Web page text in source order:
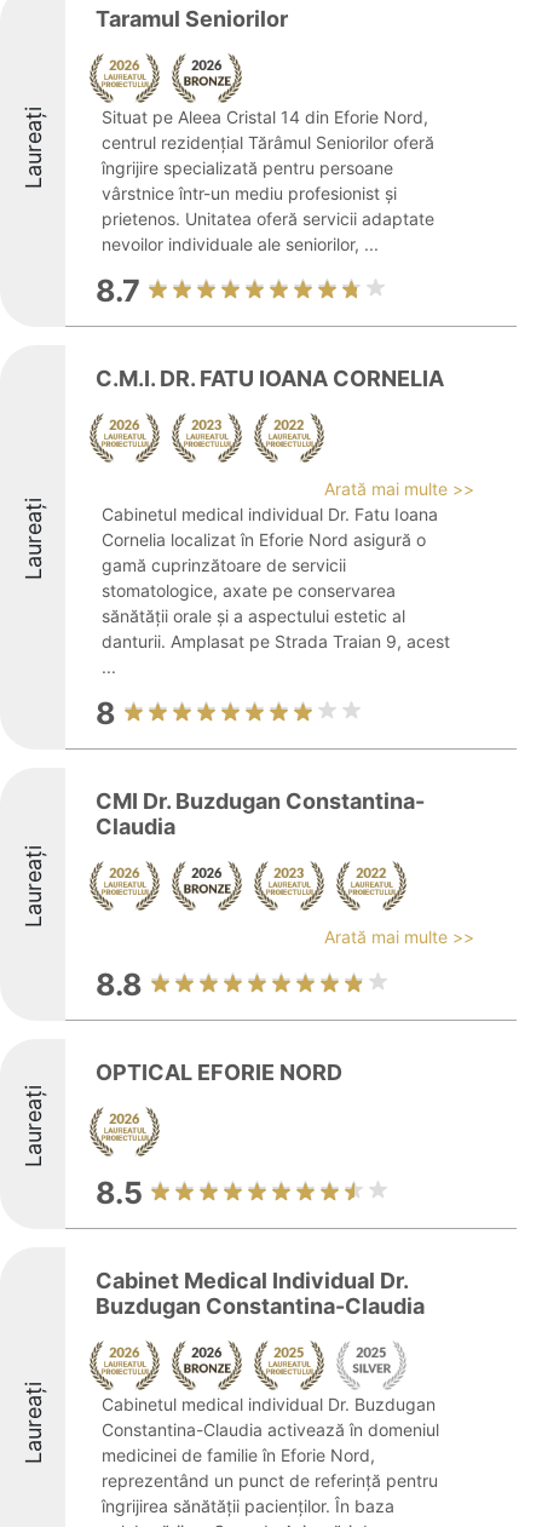
Laureați
Taramul Seniorilor
Situat pe Aleea Cristal 14 din Eforie Nord,
centrul rezidențial Tărâmul Seniorilor oferă
îngrijire specializată pentru persoane
vârstnice într-un mediu profesionist și
prietenos. Unitatea oferă servicii adaptate
nevoilor individuale ale seniorilor, ...
8.7
Laureați
C.M.I. DR. FATU IOANA CORNELIA
Arată mai multe >>
Cabinetul medical individual Dr. Fatu Ioana
Cornelia localizat în Eforie Nord asigură o
gamă cuprinzătoare de servicii
stomatologice, axate pe conservarea
sănătății orale și a aspectului estetic al
danturii. Amplasat pe Strada Traian 9, acest
...
8
Laureați
CMI Dr. Buzdugan Constantina-
Claudia
Arată mai multe >>
8.8
Laureați
OPTICAL EFORIE NORD
8.5
Laureați
Cabinet Medical Individual Dr.
Buzdugan Constantina-Claudia
Cabinetul medical individual Dr. Buzdugan
Constantina-Claudia activează în domeniul
medicinei de familie în Eforie Nord,
reprezentând un punct de referință pentru
îngrijirea sănătății pacienților. În baza